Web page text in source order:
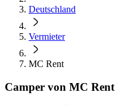
Deutschland
Vermieter
MC Rent
Camper von MC Rent